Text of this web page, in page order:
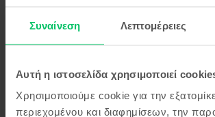
Συναίνεση Λεπτομέρειες
Αυτή η ιστοσελίδα χρησιμοποιεί
Χρησιμοποιούμε cookie για την
περιεχομένου και διαφημίσεων, την
Αποστολή: εκτιμώμενος 2-5